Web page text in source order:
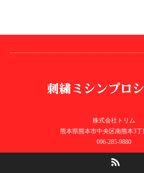
株式会社トリム
熊本県熊本市中央区南熊本3丁
096-285-9880